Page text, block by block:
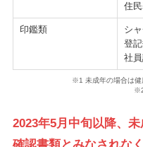
住
印鑑類
シ
登
社
※1 未成年の場合は健
2023年5月中旬以降、